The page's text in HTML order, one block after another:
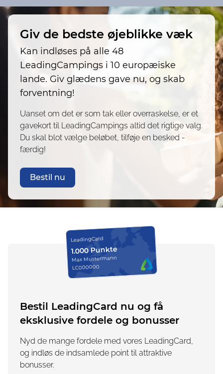
Giv de bedste øjeblikke væk
Kan indløses på alle 48
LeadingCampings i 10 europæiske
lande. Giv glædens gave nu, og skab
forventning!
Uanset om det er som tak eller overraskelse, er et
gavekort til LeadingCampings altid det rigtige valg.
Du skal blot vælge beløbet, tilføje en besked -
færdig!
Bestil nu
LeadingCard
1.000 Punkte
Max Mustermann
LC000000
Bestil LeadingCard nu og få
eksklusive fordele og bonusser
Nyd de mange fordele med vores LeadingCard,
og indløs de indsamlede point til attraktive
bonusser.